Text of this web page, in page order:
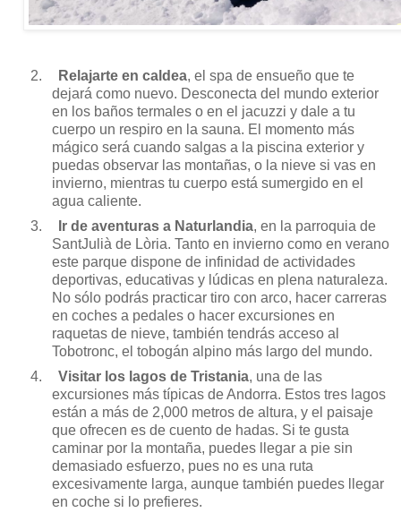
2. Relajarte en caldea, el spa de ensueño que te
dejará como nuevo. Desconecta del mundo exterior
en los baños termales o en el jacuzzi y dale a tu
cuerpo un respiro en la sauna. El momento más
mágico será cuando salgas a la piscina exterior y
puedas observar las montañas, o la nieve si vas en
invierno, mientras tu cuerpo está sumergido en el
agua caliente.
3.
Ir de aventuras a Naturlandia, en la parroquia de
SantJulià de Lòria. Tanto en invierno como en verano
este parque dispone de infinidad de actividades
deportivas, educativas y lúdicas en plena naturaleza.
No sólo podrás practicar tiro con arco, hacer carreras
en coches a pedales o hacer excursiones en
raquetas de nieve, también tendrás acceso al
Tobotronc, el tobogán alpino más largo del mundo.
4.
Visitar los lagos de Tristania, una de las
excursiones más típicas de Andorra. Estos tres lagos
están a más de 2,000 metros de altura, y el paisaje
que ofrecen es de cuento de hadas. Si te gusta
caminar por la montaña, puedes llegar a pie sin
demasiado esfuerzo, pues no es una ruta
excesivamente larga, aunque también puedes llegar
en coche si lo prefieres.